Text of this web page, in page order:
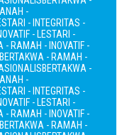
-
- INTEGRITAS -
- LESTARI -
- RAMAH - INOVATIF -
BERTAKWA - RAMAH -
BERTAKWA -
-
- INTEGRITAS -
- LESTARI -
- RAMAH - INOVATIF -
BERTAKWA - RAMAH -